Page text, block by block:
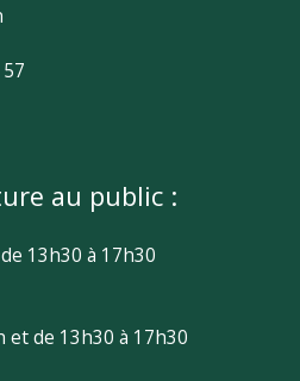
au public :
13h30 à 17h30
et de 13h30 à 17h30